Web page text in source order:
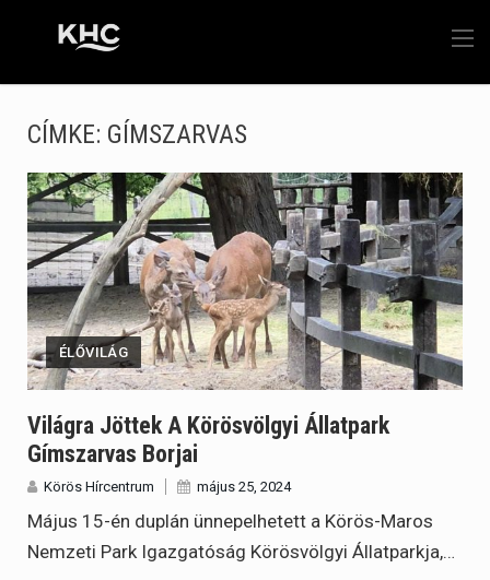
CÍMKE: GÍMSZARVAS
ÉLŐVILÁG
Világra Jöttek A Körösvölgyi Állatpark
Gímszarvas Borjai
Körös Hírcentrum május 25, 2024
Május 15-én duplán ünnepelhetett a Körös-Maros
Nemzeti Park Igazgatóság Körösvölgyi Állatparkja,…